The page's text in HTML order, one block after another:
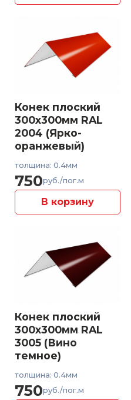
Конек плоский
300x300мм RAL
2004 (Ярко-
оранжевый)
толщина: 0.4мм
750руб./пог.м
В корзину
Конек плоский
300x300мм RAL
3005 (Вино
темное)
толщина: 0.4мм
750руб./пог.м